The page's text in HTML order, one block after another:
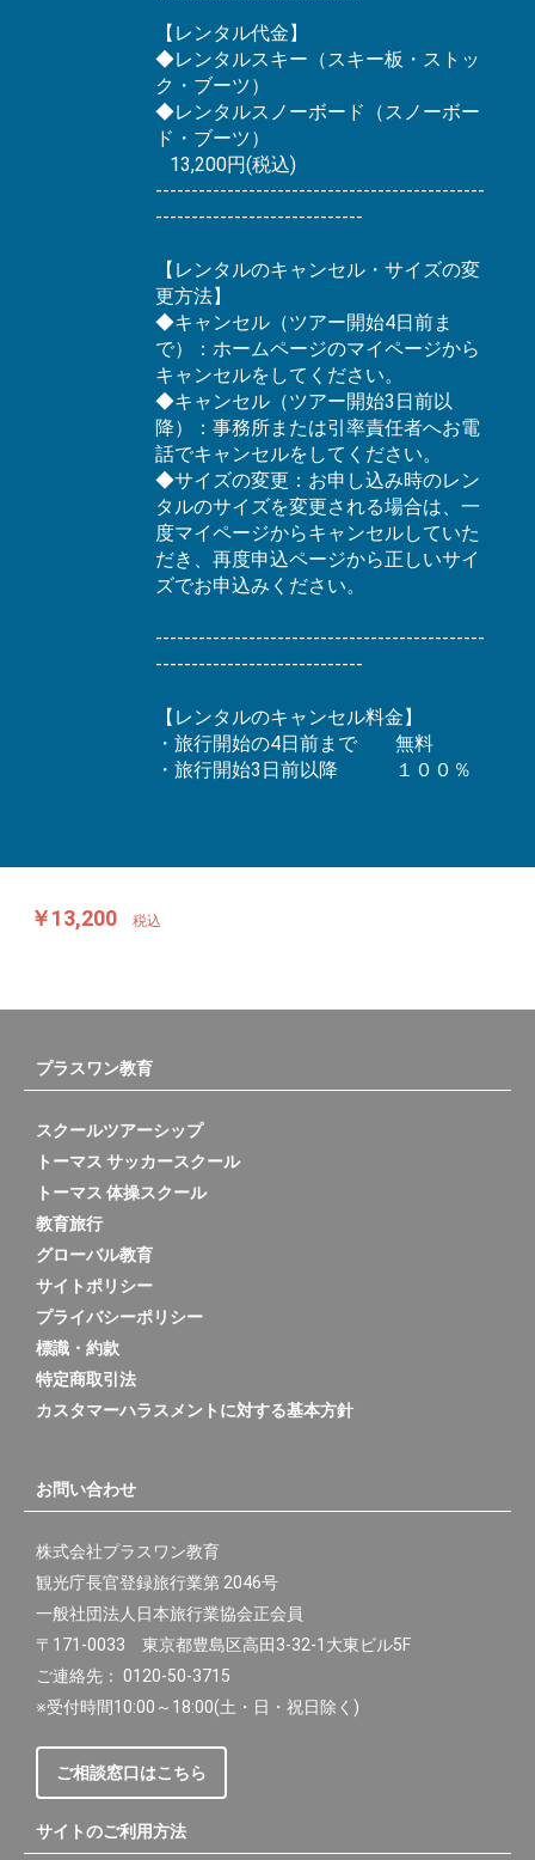
【レンタル代金】
◆レンタルスキー（スキー板・ストッ
ク・ブーツ）
◆レンタルスノーボード（スノーボー
ド・ブーツ）
13,200円(税込)
----------------------------------------------
-----------------------------
【レンタルのキャンセル・サイズの変
更方法】
◆キャンセル（ツアー開始4日前ま
で）：ホームページのマイページから
キャンセルをしてください。
◆キャンセル（ツアー開始3日前以
降）：事務所または引率責任者へお電
話でキャンセルをしてください。
◆サイズの変更：お申し込み時のレン
タルのサイズを変更される場合は、一
度マイページからキャンセルしていた
だき、再度申込ページから正しいサイ
ズでお申込みください。
----------------------------------------------
-----------------------------
【レンタルのキャンセル料金】
・旅行開始の4日前まで 無料
・旅行開始3日前以降 １００％
￥13,200 税込
プラスワン教育
スクールツアーシップ
トーマス サッカースクール
トーマス 体操スクール
教育旅行
グローバル教育
サイトポリシー
プライバシーポリシー
標識・約款
特定商取引法
カスタマーハラスメントに対する基本方針
お問い合わせ
株式会社プラスワン教育
観光庁長官登録旅行業第 2046号
一般社団法人日本旅行業協会正会員
〒171-0033 東京都豊島区高田3-32-1大東ビル5F
ご連絡先： 0120-50-3715
※受付時間10:00～18:00(土・日・祝日除く)
ご相談窓口はこちら
サイトのご利用方法